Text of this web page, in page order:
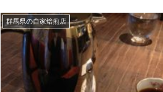
群馬県の自家焙煎店